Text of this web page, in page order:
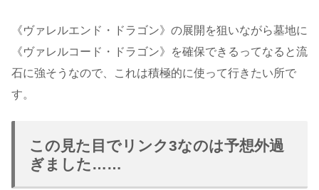
《ヴァレルエンド・ドラゴン》の展開を狙いながら墓地に
《ヴァレルコード・ドラゴン》を確保できるってなると流
石に強そうなので、これは積極的に使って行きたい所で
す。
この見た目でリンク3なのは予想外過
ぎました……